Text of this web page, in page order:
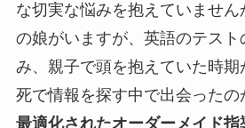
な切実な悩みを抱えていません
の娘がいますが、英語のテスト
み、親子で頭を抱えていた時
死で情報を探す中で出会ったの
最適化されたオーダーメイド指